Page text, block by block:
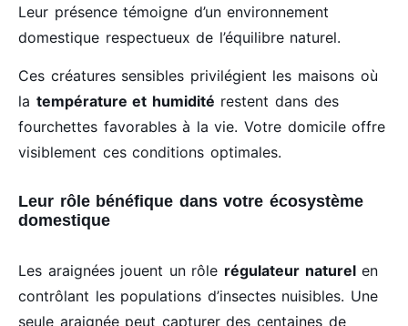
Leur présence témoigne d’un environnement
domestique respectueux de l’équilibre naturel.
Ces créatures sensibles privilégient les maisons où
la température et humidité restent dans des
fourchettes favorables à la vie. Votre domicile offre
visiblement ces conditions optimales.
Leur rôle bénéfique dans votre écosystème
domestique
Les araignées jouent un rôle régulateur naturelen
contrôlant les populations d’insectes nuisibles. Une
seule araignée peut capturer des centaines de